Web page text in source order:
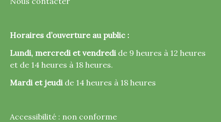
Horaires d’ouverture au public :
Lundi, mercredi et vendredi de 9 heures à 12 heures
et de 14 heures à 18 heures.
Mardi et jeudi de 14 heures à 18 heures
Accessibilité : non conforme